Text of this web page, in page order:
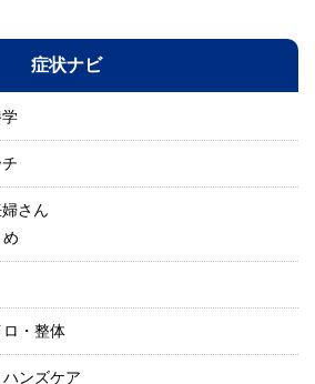
症状ナビ
さん
・整体
ンズケア